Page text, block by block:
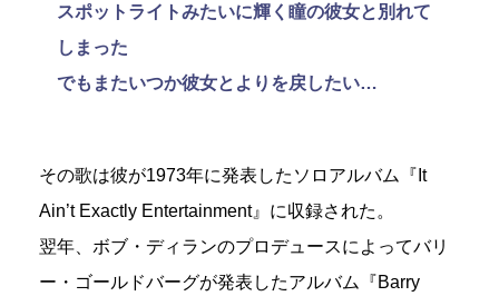
スポットライトみたいに輝く瞳の彼女と別れて
しまった
でもまたいつか彼女とよりを戻したい…
その歌は彼が1973年に発表したソロアルバム『It
Ain’t Exactly Entertainment』に収録された。
翌年、ボブ・ディランのプロデュースによってバリ
ー・ゴールドバーグが発表したアルバム『Barry